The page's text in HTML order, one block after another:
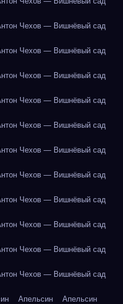
Чехов — Вишнёвый сад
Чехов — Вишнёвый сад
Чехов — Вишнёвый сад
Чехов — Вишнёвый сад
Чехов — Вишнёвый сад
Чехов — Вишнёвый сад
Чехов — Вишнёвый сад
Чехов — Вишнёвый сад
Чехов — Вишнёвый сад
Чехов — Вишнёвый сад
Чехов — Вишнёвый сад
Апельсин Апельсин